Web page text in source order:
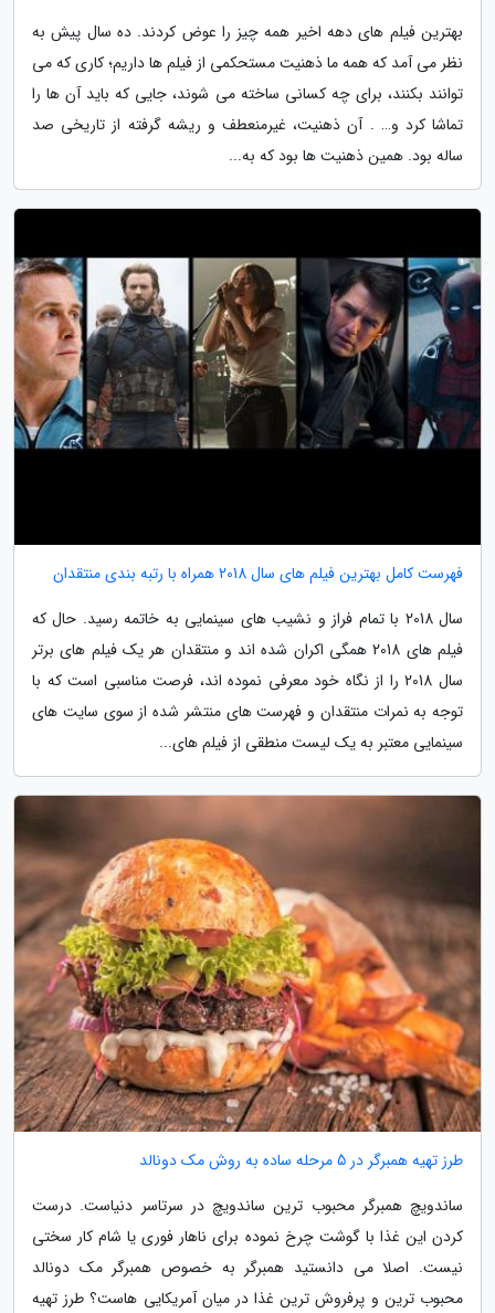
بهترین فیلم های دهه اخیر همه چیز را عوض کردند. ده سال پیش به
نظر می آمد که همه ما ذهنیت مستحکمی از فیلم ها داریم؛ کاری که می
توانند بکنند، برای چه کسانی ساخته می شوند، جایی که باید آن ها را
تماشا کرد و… . آن ذهنیت، غیرمنعطف و ریشه گرفته از تاریخی صد
ساله بود. همین ذهنیت ها بود که به...
فهرست کامل بهترین فیلم های سال 2018 همراه با رتبه بندی منتقدان
سال 2018 با تمام فراز و نشیب های سینمایی به خاتمه رسید. حال که
فیلم های 2018 همگی اکران شده اند و منتقدان هر یک فیلم های برتر
سال 2018 را از نگاه خود معرفی نموده اند، فرصت مناسبی است که با
توجه به نمرات منتقدان و فهرست های منتشر شده از سوی سایت های
سینمایی معتبر به یک لیست منطقی از فیلم های...
طرز تهیه همبرگر در 5 مرحله ساده به روش مک دونالد
ساندویچ همبرگر محبوب ترین ساندویچ در سرتاسر دنیاست. درست
کردن این غذا با گوشت چرخ نموده برای ناهار فوری یا شام کار سختی
نیست. اصلا می دانستید همبرگر به خصوص همبرگر مک دونالد
محبوب ترین و پرفروش ترین غذا در میان آمریکایی هاست؟ طرز تهیه